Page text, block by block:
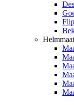
Helmmaat